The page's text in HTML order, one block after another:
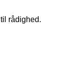
rådighed.